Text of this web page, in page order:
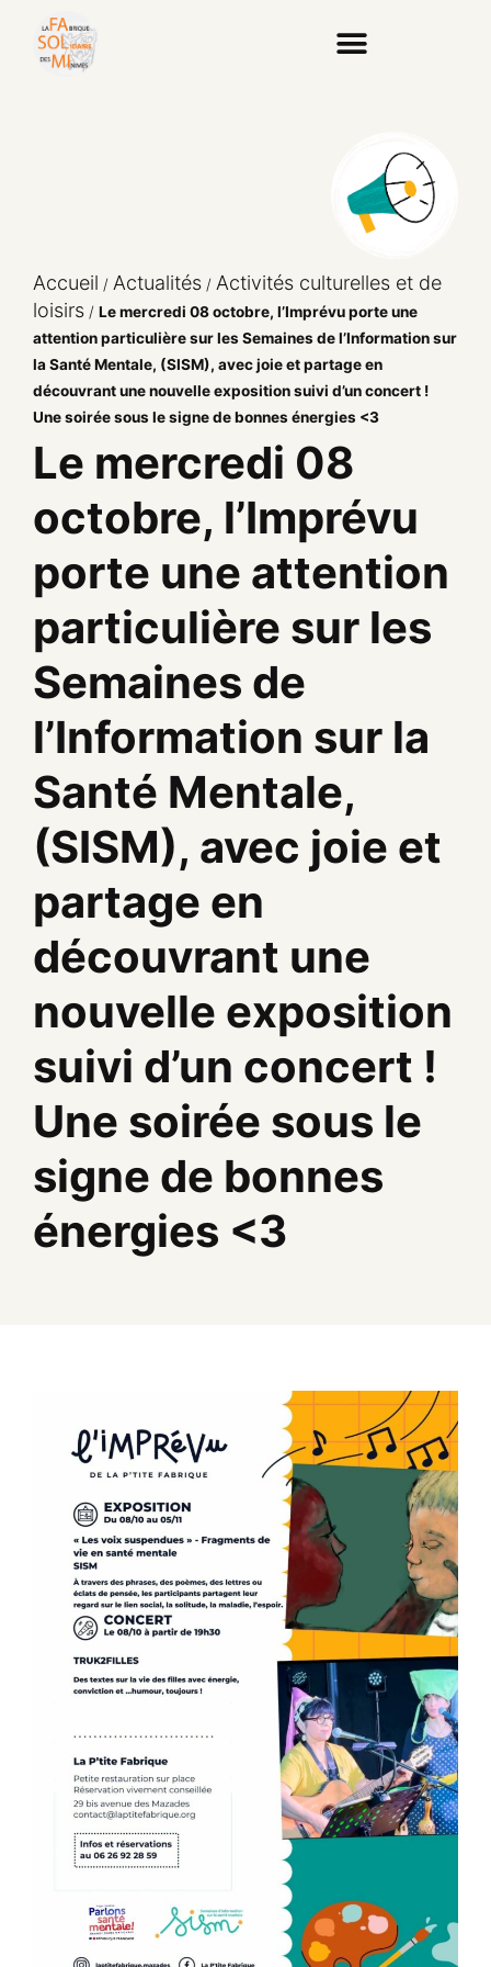
Accueil / Actualités / Activités culturelles et de
loisirs / Le mercredi 08 octobre, l’Imprévu porte une
attention particulière sur les Semaines de l’Information sur
la Santé Mentale, (SISM), avec joie et partage en
découvrant une nouvelle exposition suivi d’un concert !
Une soirée sous le signe de bonnes énergies <3
Le mercredi 08
octobre, l’Imprévu
porte une attention
particulière sur les
Semaines de
l’Information sur la
Santé Mentale,
(SISM), avec joie et
partage en
découvrant une
nouvelle exposition
suivi d’un concert !
Une soirée sous le
signe de bonnes
énergies <3